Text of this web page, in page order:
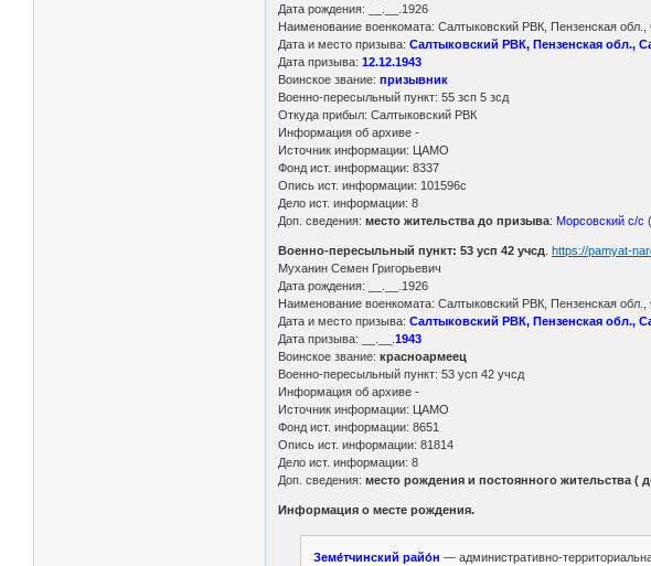
Дата рождения: __.__.1926
Наименование военкомата: Салтыковский РВК, Пензенская обл.,
Дата и место призыва:Салтыковский РВК, Пензенская обл.,
Дата призыва:12.12.1943
Воинское звание: призывник
Военно-пересыльный пункт: 55 зсп 5 зсд
Откуда прибыл: Салтыковский РВК
Информация об архиве -
Источник информации: ЦАМО
Фонд ист. информации: 8337
Опись ист. информации: 101596с
Дело ист. информации: 8
Доп. сведения:место жительства до призыва: Морсовский с/с
Военно-пересыльный пункт: 53 усп 42 учсд .https://pamyat-
Муханин Семен Григорьевич
Дата рождения: __.__.1926
Наименование военкомата: Салтыковский РВК, Пензенская обл.,
Дата и место призыва: Салтыковский РВК, Пензенская обл.,
Дата призыва: __.__.1943
Воинское звание:красноармеец
Военно-пересыльный пункт: 53 усп 42 учсд
Информация об архиве -
Источник информации: ЦАМО
Фонд ист. информации: 8651
Опись ист. информации: 81814
Дело ист. информации: 8
Доп. сведения:место рождения и постоянного жительства (
Информация о месте рождения.
Земе́тчинский райо́н — административно-